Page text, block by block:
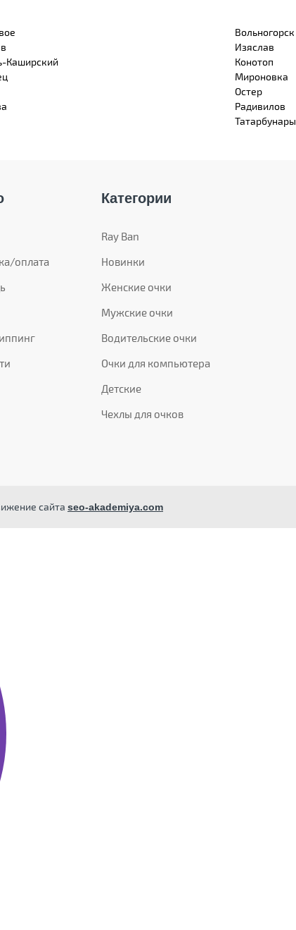
Вольногорск
Изяслав
Каширский
Конотоп
Мироновка
Остер
Радивилов
Татарбунары
оплата
Категории
Ray Ban
Новинки
Женские очки
Мужские очки
Водительские очки
Очки для компьютера
Детские
Чехлы для очков
сайта seo-akademiya.com